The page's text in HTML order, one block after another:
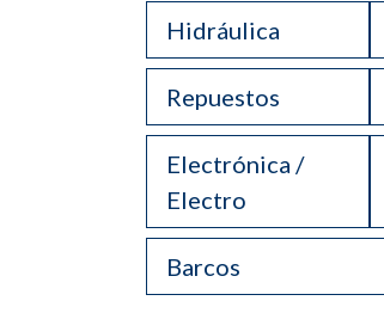
Hidráulica
Repuestos
Electrónica /
Electro
Barcos